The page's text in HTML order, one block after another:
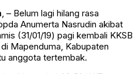
, – Belum lagi hilang rasa
Anumerta Nasrudin akibat
(31/01/19) pagi kembali KKSB
Mapenduma, Kabupaten
anggota tertembak.